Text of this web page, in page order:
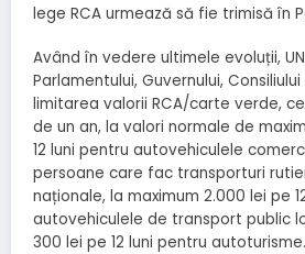
lege RCA urmează să fie trimisă în
Având în vedere ultimele evoluții,
Parlamentului, Guvernului,
limitarea valorii RCA/carte verde,
de un an, la valori normale de
12 luni pentru autovehiculele
persoane care fac transporturi
naționale, la maximum 2.000 lei pe
autovehiculele de transport public
300 lei pe 12 luni pentru autoturisme.